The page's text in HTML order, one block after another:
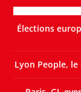
Élections
Lyon People,